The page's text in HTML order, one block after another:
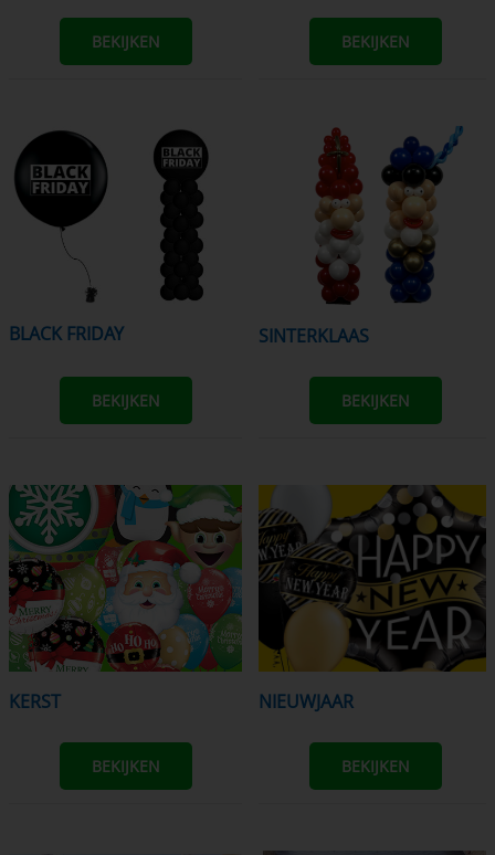
BEKIJKEN BEKIJKEN
BLACK FRIDAY
BEKIJKEN
SINTERKLAAS
BEKIJKEN
KERST
BEKIJKEN
NIEUWJAAR
BEKIJKEN